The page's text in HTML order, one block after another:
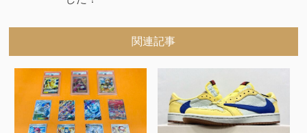
関連記事